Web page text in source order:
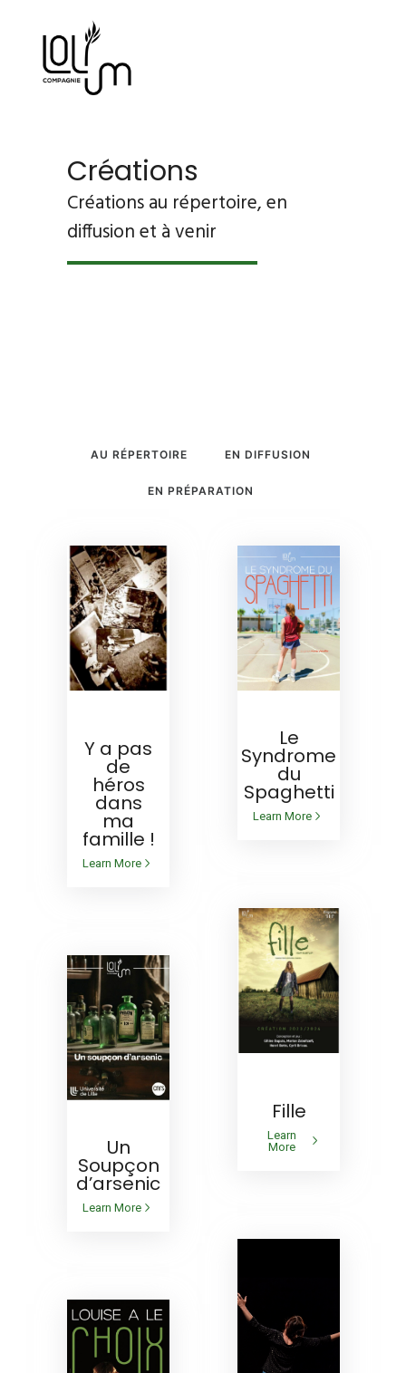
Créations
Créations au répertoire, en
diffusion et à venir
AU RÉPERTOIRE EN DIFFUSION
EN PRÉPARATION
Y a pas
de
héros
dans
ma
famille !
Learn More
Le
Syndrome
du
Spaghetti
Learn More
Fille
Learn
More
Un
Soupçon
d’arsenic
Learn More